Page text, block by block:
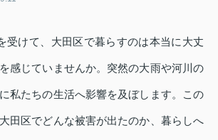
受けて、大田区で暮らすのは本当に大丈
感じていませんか。突然の大雨や河川の
私たちの生活へ影響を及ぼします。この
田区でどんな被害が出たのか、暮らしへ